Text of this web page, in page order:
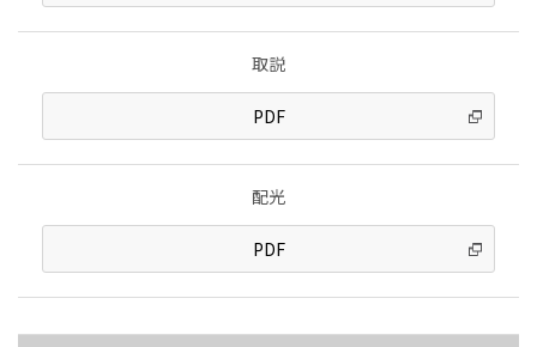
取説
PDF
配光
PDF